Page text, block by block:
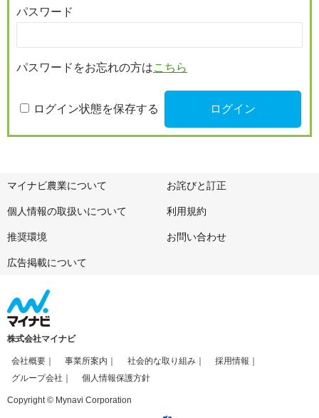
パスワード
パスワードをお忘れの方はこちら
ログイン状態を保存する
マイナビ農業について お詫びと訂正
個人情報の取扱いについて 利用規約
推奨環境 お問い合わせ
広告掲載について
株式会社マイナビ
会社概要 事業所案内 社会的な取り組み
採用情報
グループ会社
個人情報保護方針
Copyright © Mynavi Corporation